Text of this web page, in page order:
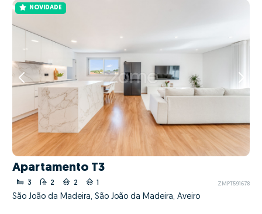
NOVIDADE
Apartamento T3
3 2 2 1 ZMPT591678
São João da Madeira, São João da Madeira, Aveiro